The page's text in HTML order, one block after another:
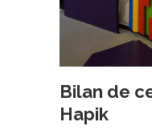
Bilan de
Hapik